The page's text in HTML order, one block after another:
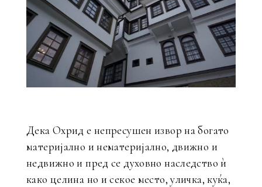
Дека Охрид е непресушен извор на богато
материјално и нематеријално, движно и
недвижно и пред се духовно наследство ѝ
како целина но и секое место, уличка, куќа,